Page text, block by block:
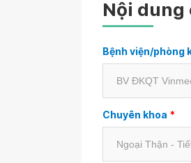
Nội
Bệnh viện/phòng
Chuyên khoa *